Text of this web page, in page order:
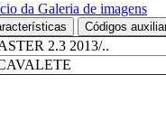
da Galeria de imagens
Códigos
2.3 2013/..